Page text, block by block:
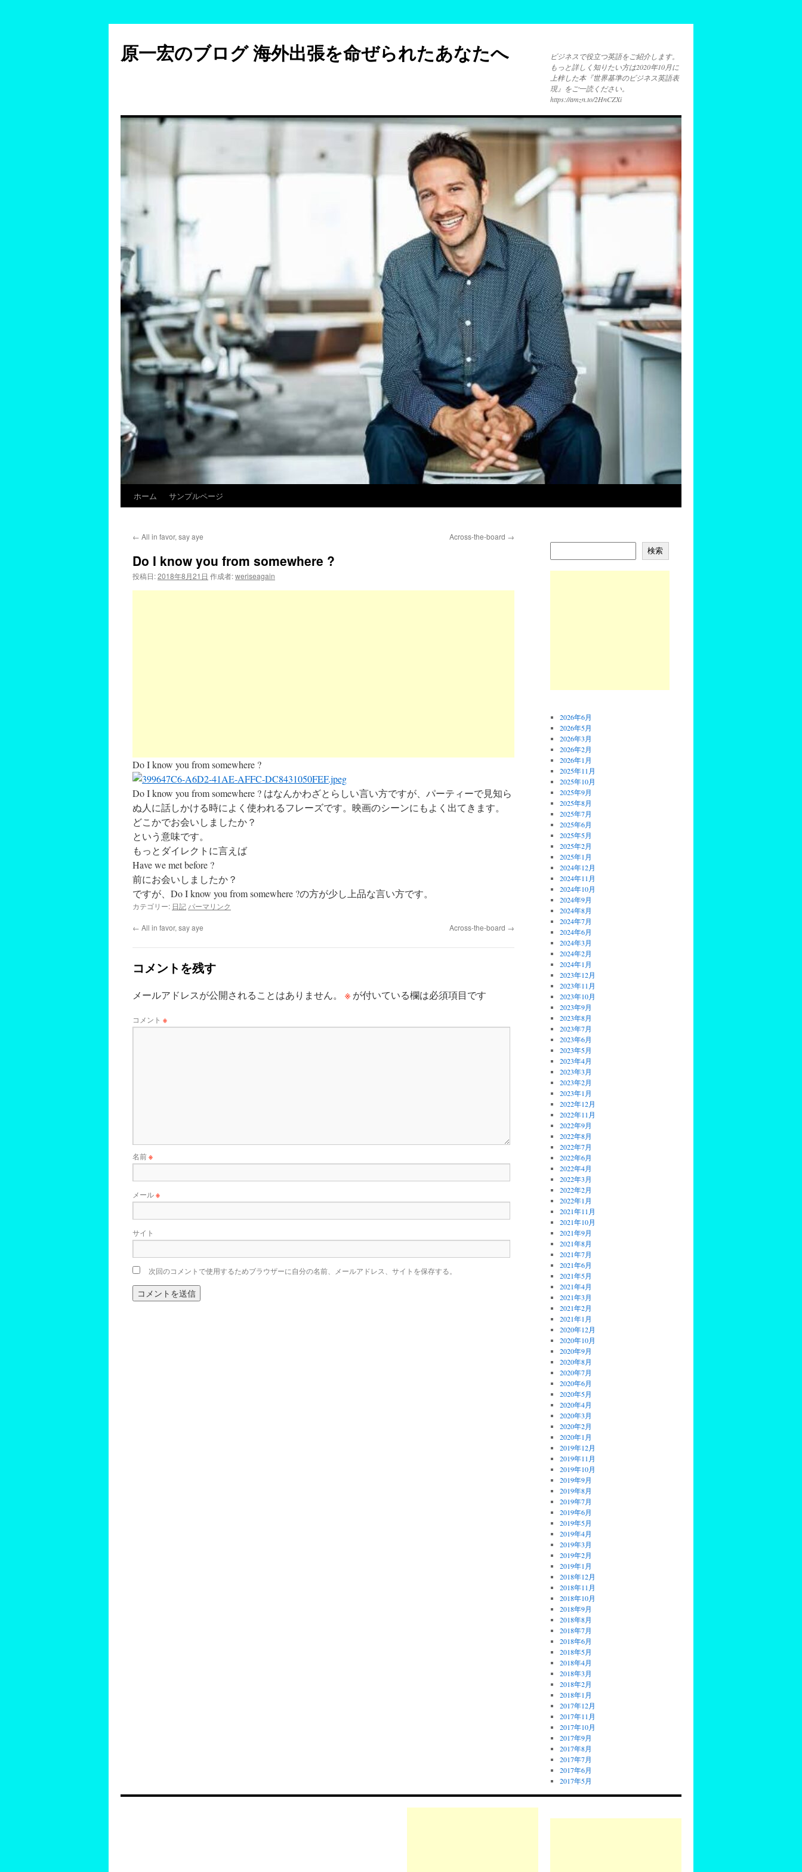
テ
ン
ッ
原一宏のブログ 海外出張を命ぜられたあなたへ
ビジネスで役立つ英語をご紹介します。
もっと詳しく知りたい方は2020年10月に
上梓した本『世界基準のビジネス英語表
現』をご一読ください。
https://amzn.to/2HnCZXi
ホーム サンプルページ
← All in favor, say aye Across-the-board →
Do I know you from somewhere ?
投稿日:2018年8月21日 作成者:weriseagain
Do I know you from somewhere ?
Do I know you from somewhere ? はなんかわざとらしい言い方ですが、パーティーで見知ら
ぬ人に話しかける時によく使われるフレーズです。映画のシーンにもよく出てきます。
どこかでお会いしましたか？
という意味です。
もっとダイレクトに言えば
Have we met before ?
前にお会いしましたか？
ですが、Do I know you from somewhere ?の方が少し上品な言い方です。
カテゴリー: 日記 パーマリンク
← All in favor, say aye Across-the-board →
コメントを残す
メールアドレスが公開されることはありません。 ※ が付いている欄は必須項目です
コメント ※
名前※
メール※
サイト
次回のコメントで使用するためブラウザーに自分の名前、メールアドレス、サイトを保存する。
検索
2026年6月
2026年5月
2026年3月
2026年2月
2026年1月
2025年11月
2025年10月
2025年9月
2025年8月
2025年7月
2025年6月
2025年5月
2025年2月
2025年1月
2024年12月
2024年11月
2024年10月
2024年9月
2024年8月
2024年7月
2024年6月
2024年3月
2024年2月
2024年1月
2023年12月
2023年11月
2023年10月
2023年9月
2023年8月
2023年7月
2023年6月
2023年5月
2023年4月
2023年3月
2023年2月
2023年1月
2022年12月
2022年11月
2022年9月
2022年8月
2022年7月
2022年6月
2022年4月
2022年3月
2022年2月
2022年1月
2021年11月
2021年10月
2021年9月
2021年8月
2021年7月
2021年6月
2021年5月
2021年4月
2021年3月
2021年2月
2021年1月
2020年12月
2020年10月
2020年9月
2020年8月
2020年7月
2020年6月
2020年5月
2020年4月
2020年3月
2020年2月
2020年1月
2019年12月
2019年11月
2019年10月
2019年9月
2019年8月
2019年7月
2019年6月
2019年5月
2019年4月
2019年3月
2019年2月
2019年1月
2018年12月
2018年11月
2018年10月
2018年9月
2018年8月
2018年7月
2018年6月
2018年5月
2018年4月
2018年3月
2018年2月
2018年1月
2017年12月
2017年11月
2017年10月
2017年9月
2017年8月
2017年7月
2017年6月
2017年5月